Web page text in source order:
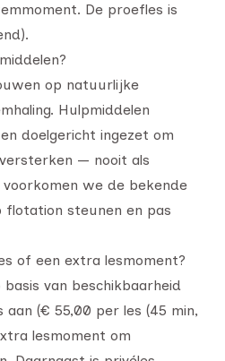
De proefles is
op natuurlijke
Hulpmiddelen
doelgericht ingezet om
— nooit als
we de bekende
flotation steunen en pas
of een extra lesmoment?
van beschikbaarheid
aan (€ 55,00 per les (45 min,
lesmoment om